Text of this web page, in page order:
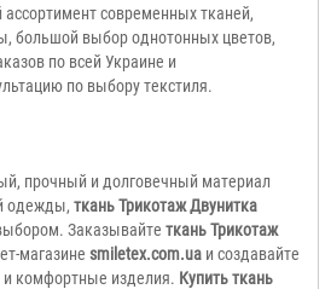
современных тканей,
большой выбор однотонных цветов,
по всей Украине и
по выбору текстиля.
прочный и долговечный материал
одежды, ткань Трикотаж Двунитка
Заказывайте ткань Трикотаж
магазине smiletex.com.ua и создавайте
комфортные изделия. Купить ткань